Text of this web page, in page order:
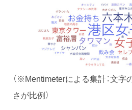
（※Mentimeterによる集計：文
さが比例）